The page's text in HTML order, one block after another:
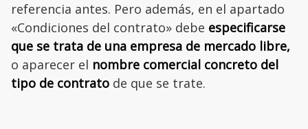
referencia antes. Pero además, en el apartado
«Condiciones del contrato» debe especificarse
que se trata de una empresa de mercado libre,
o aparecer el nombre comercial concreto del
tipo de contrato de que se trate.